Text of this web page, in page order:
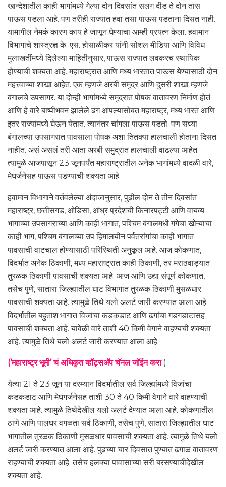
खान्देशातील काही भागांमध्ये गेल्या दोन दिवसांत सलग दीड ते दोन तास
पाऊस पडला आहे. पण तरीही राज्यात हवा तसा पाऊस पडताना दिसत नाही.
यामागील नेमकं कारण काय हे जाणून घेण्याचा आम्ही प्रयत्न केला. हवामान
विभागाचे शास्त्रज्ञ के. एस. होसाळीकर यांनी सोशल मीडिया आणि विविध
मुलाखतींमध्ये दिलेल्या माहितीनुसार, पाऊस राज्यात लवकरच स्थायिक
होण्याची शक्यता आहे. महाराष्ट्रात आणि मध्य भारतात पाऊस येण्यासाठी दोन
महत्त्वाच्या शाखा आहेत. एक म्हणजे अरबी समुद्र आणि दुसरी शाखा म्हणजे
बंगालचे उपसागर. या दोन्ही भागांमध्ये समुद्रात पोषक वातावरण निर्माण होतं
आणि हे वारे बाष्पीभवन झालेले ढग आपल्यासोबत महाराष्ट्र, मध्य भारत आणि
इतर राज्यांमध्ये घेऊन येतात. त्यानंतर चांगला पाऊस पडतो. पण सध्या
बंगालच्या उपसागरात पावसाला पोषक अशा तितक्या हालचाली होताना दिसत
नाहीत. असं असलं तरी आता अरबी समुद्रात हालचाली वाढल्या आहेत.
त्यामुळे आजपासून 23 जूनपर्यंत महाराष्ट्रातील अनेक भागांमध्ये वादळी वारे,
मेघर्जनेसह पाऊस पडण्याची शक्यता आहे.
हवामान विभागाने वर्तवलेल्या अंदाजानुसार, पुढील दोन ते तीन दिवसांत
महाराष्ट्र, छत्तीसगड, ओडिसा, आंध्र प्रदेशची किनारपट्टी आणि वायव्य
भागाच्या उपसागराच्या आणि काही भागात, पश्चिम बंगालमधी गंगेचा खोऱ्याचा
काही भाग, पश्चिम बंगालच्या उप हिमालयीन पर्वतरांगांचा काही भागात
पावसाची वाटचाल होण्यासाठी परिस्थिती अनुकूल आहे. आज कोकणात,
विदर्भात अनेक ठिकाणी, मध्य महाराष्ट्रात काही ठिकाणी, तर मराठवाड्यात
तुरळक ठिकाणी पावसाची शक्यता आहे. आज आणि उद्या संपूर्ण कोकणात,
तसेच पुणे, सातारा जिल्ह्यातील घाट विभागात तुरळक ठिकाणी मुसळधार
पावसाची शक्यता आहे. त्यामुळे तिथे यलो अलर्ट जारी करण्यात आला आहे.
विदर्भातील बहुतांश भागात विजांचा कडकडाट आणि ढगांचा गडगडाटासह
पावसाची शक्यता आहे. यावेळी वारे ताशी 40 किमी वेगाने वाहण्यची शक्यता
आहे. त्यामुळे तिथे यलो अलर्ट जारी करण्यात आला आहे.
(‘महाराष्ट्र भूमी’ चं अधिकृत व्हॉट्सअ‍ॅप चॅनल जॉईन करा)
येत्या 21 ते 23 जून या दरम्यान विदर्भातील सर्व जिल्ह्यांमध्ये विजांचा
कडकडाट आणि मेघगर्जनेसह ताशी 30 ते 40 किमी वेगाने वारे वाहण्याची
शक्यता आहे. त्यामुळे तिथेदेखील यलो अलर्ट देण्यात आला आहे. कोकणातील
ठाणे आणि पालघर वगळता सर्व ठिकाणी, तसेच पुणे, सातारा जिल्ह्यातील घाट
भागातील तुरळक ठिकाणी मुसळधार पावसाची शक्यता आहे. त्यामुळे तिथे यलो
अलर्ट जारी करण्यात आला आहे. पुढच्या चार दिवसात पुण्यात ढगाळ वातावरण
राहण्याची शक्यता आहे. तसेच हलक्या पावासाच्या सरी बरसण्याचीदेखील
शक्यता आहे.